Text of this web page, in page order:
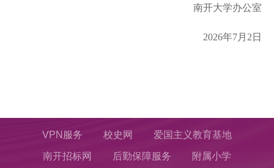
南开大学办公室
2026年7月 2 日
VPN服务 校史网 爱国主义教育基地
南开招标网 后勤保障服务 附属小学